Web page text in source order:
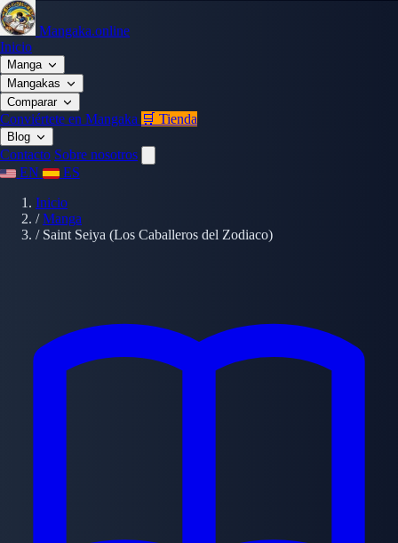
Mangaka.online
Inicio
Manga
Mangakas
Comparar
Conviértete en Mangaka 🛒 Tienda
Blog
Contacto Sobre nosotros
EN
ES
Inicio
/ Manga
/ Saint Seiya (Los Caballeros del Zodiaco)